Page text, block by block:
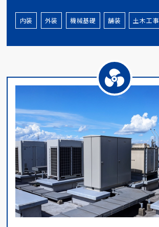
内装 外装 機械基礎 舗装 土木工事